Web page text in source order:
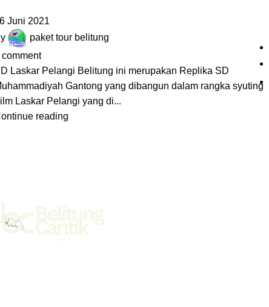
Juni 2021
paket tour belitung
comment
Laskar Pelangi Belitung ini merupakan Replika SD
Gantong yang dibangun dalam rangka syuting
Laskar Pelangi yang di...
reading